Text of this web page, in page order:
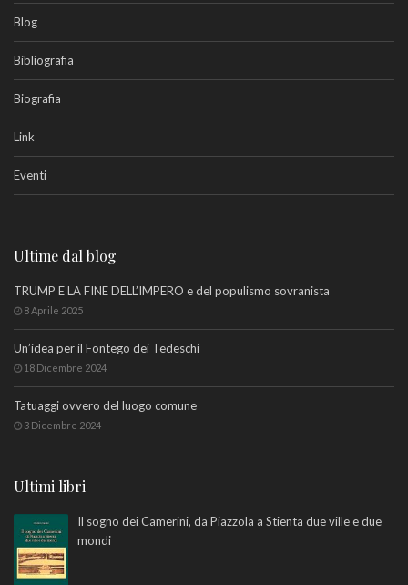
Blog
Bibliografia
Biografia
Link
Eventi
Ultime dal blog
TRUMP E LA FINE DELL’IMPERO e del populismo sovranista
8 Aprile 2025
Un’idea per il Fontego dei Tedeschi
18 Dicembre 2024
Tatuaggi ovvero del luogo comune
3 Dicembre 2024
Ultimi libri
Il sogno dei Camerini, da Piazzola a Stienta due ville e due
mondi